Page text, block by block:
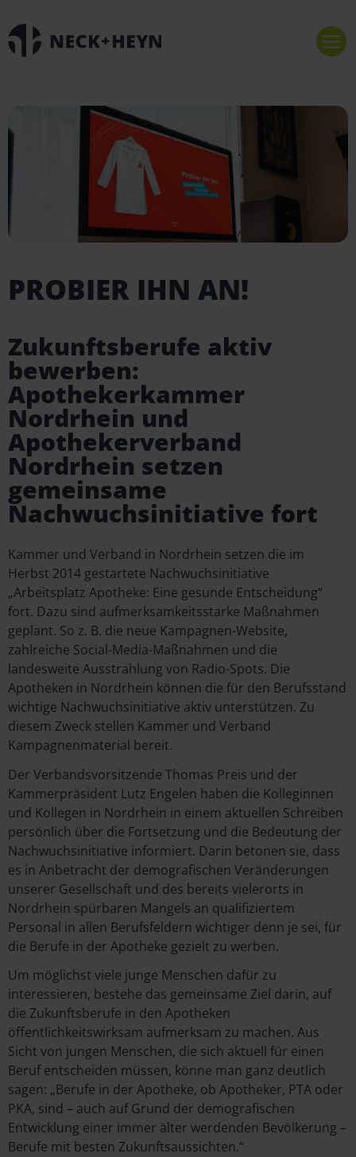
PROBIER IHN AN!
Zukunftsberufe aktiv
bewerben:
Apothekerkammer
Nordrhein und
Apothekerverband
Nordrhein setzen
gemeinsame
Nachwuchsinitiative fort
Kammer und Verband in Nordrhein setzen die im
Herbst 2014 gestartete Nachwuchsinitiative
„Arbeitsplatz Apotheke: Eine gesunde Entscheidung“
fort. Dazu sind aufmerksamkeitsstarke Maßnahmen
geplant. So z. B. die neue Kampagnen-Website,
zahlreiche Social-Media-Maßnahmen und die
landesweite Ausstrahlung von Radio-Spots. Die
Apotheken in Nordrhein können die für den Berufsstand
wichtige Nachwuchsinitiative aktiv unterstützen. Zu
diesem Zweck stellen Kammer und Verband
Kampagnenmaterial bereit.
Der Verbandsvorsitzende Thomas Preis und der
Kammerpräsident Lutz Engelen haben die Kolleginnen
und Kollegen in Nordrhein in einem aktuellen Schreiben
persönlich über die Fortsetzung und die Bedeutung der
Nachwuchsinitiative informiert. Darin betonen sie, dass
es in Anbetracht der demografischen Veränderungen
unserer Gesellschaft und des bereits vielerorts in
Nordrhein spürbaren Mangels an qualifiziertem
Personal in allen Berufsfeldern wichtiger denn je sei, für
die Berufe in der Apotheke gezielt zu werben.
Um möglichst viele junge Menschen dafür zu
interessieren, bestehe das gemeinsame Ziel darin, auf
die Zukunftsberufe in den Apotheken
öffentlichkeitswirksam aufmerksam zu machen. Aus
Sicht von jungen Menschen, die sich aktuell für einen
Beruf entscheiden müssen, könne man ganz deutlich
sagen: „Berufe in der Apotheke, ob Apotheker, PTA oder
PKA, sind – auch auf Grund der demografischen
Entwicklung einer immer älter werdenden Bevölkerung –
Berufe mit besten Zukunftsaussichten.“